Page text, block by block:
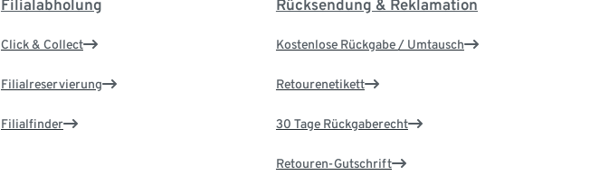
Filialabholung
Click & Collect
Filialreservierung
Filialfinder
Rücksendung & Reklamation
Kostenlose Rückgabe / Umtausch
Retourenetikett
30 Tage Rückgaberecht
Retouren-Gutschrift